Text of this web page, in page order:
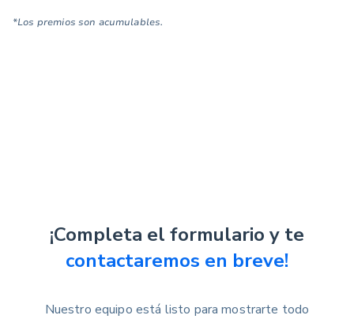
*Los premios son acumulables.
¡Completa el formulario y te
contactaremos en breve!
Nuestro equipo está listo para mostrarte todo